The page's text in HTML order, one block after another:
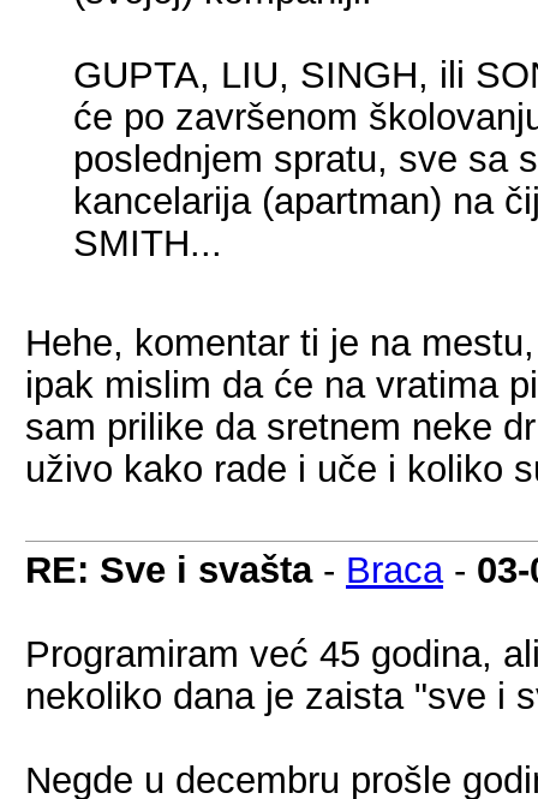
GUPTA, LIU, SINGH, ili
će po završenom
poslednjem spratu, sve sa
kancelarija (apartman) na
SMITH...
Hehe, komentar ti je na
ipak mislim da će na vratima
sam prilike da sretnem neke
uživo kako rade i uče i koliko
RE: Sve i svašta- Braca-
Programiram već 45 godina,
nekoliko dana je zaista "sve i
Negde u decembru prošle